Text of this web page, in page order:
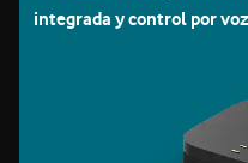
integrada y control por